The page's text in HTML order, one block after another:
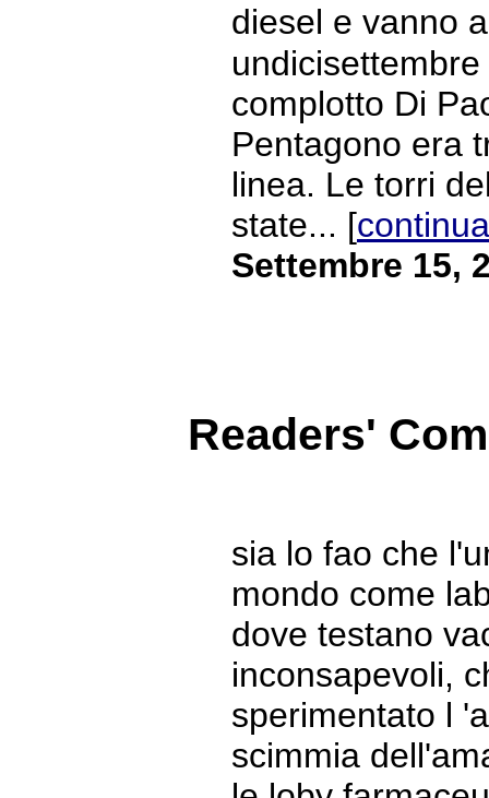
diesel e vanno
complotto Di
Pentagono era
linea. Le torri
state... [
Settembre 15,
Readers'
sia lo fao che
mondo come
dove testano
inconsapevoli,
sperimentato l
scimmia